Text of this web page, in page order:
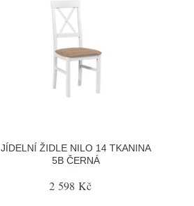
JÍDELNÍ ŽIDLE NILO 14 TKANINA
5B ČERNÁ
2 598 Kč